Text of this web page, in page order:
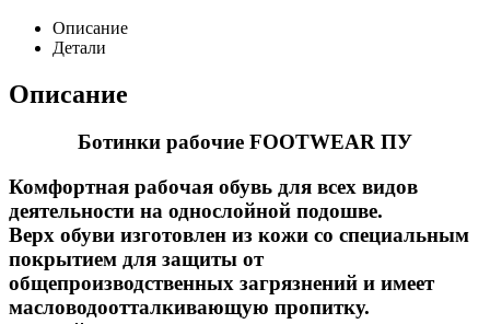
Описание
Детали
Описание
Ботинки рабочие FOOTWEAR ПУ
Комфортная рабочая обувь для всех видов
деятельности на однослойной подошве.
Верх обуви изготовлен из кожи со специальным
покрытием для защиты от
общепроизводственных загрязнений и имеет
масловодоотталкивающую пропитку.